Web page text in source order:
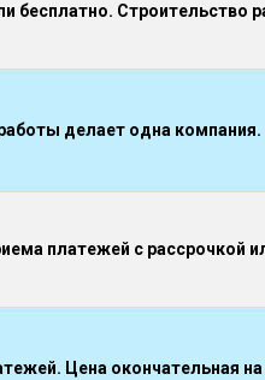
бесплатно. Строительство
делает одна компания.
платежей с рассрочкой
Цена окончательная